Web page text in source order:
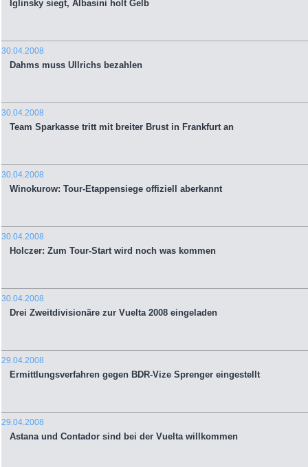
Iglinsky siegt, Albasini holt Gelb
30.04.2008
Dahms muss Ullrichs bezahlen
30.04.2008
Team Sparkasse tritt mit breiter Brust in Frankfurt an
30.04.2008
Winokurow: Tour-Etappensiege offiziell aberkannt
30.04.2008
Holczer: Zum Tour-Start wird noch was kommen
30.04.2008
Drei Zweitdivisionäre zur Vuelta 2008 eingeladen
29.04.2008
Ermittlungsverfahren gegen BDR-Vize Sprenger eingestellt
29.04.2008
Astana und Contador sind bei der Vuelta willkommen